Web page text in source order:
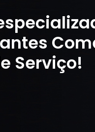
Serviço!